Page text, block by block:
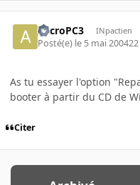
AccroPC3 INpactien
Posté(e) le 5 mai 200422
As tu essayer l'option
booter à partir du CD de
Citer